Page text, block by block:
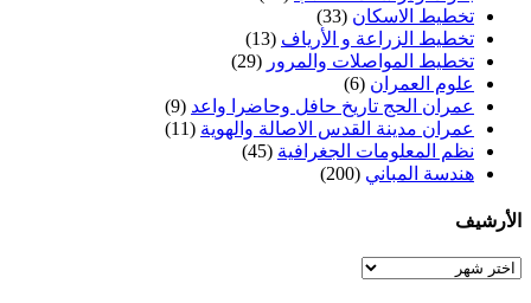
تخطيط الاسكان (33)
تخطيط الزراعة و الأرياف (13)
تخطيط المواصلات والمرور (29)
علوم العمران (6)
عمران الحج تاريخ حافل وحاضرا واعد (9)
عمران مدينة القدس الاصالة والهوية (11)
نظم المعلومات الجغرافية (45)
هندسة المباني (200)
الأرشيف
الأرشيف